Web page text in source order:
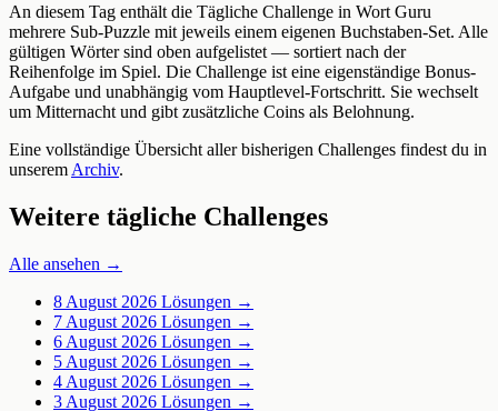
An diesem Tag enthält die Tägliche Challenge in Wort Guru
mehrere Sub-Puzzle mit jeweils einem eigenen Buchstaben-Set. Alle
gültigen Wörter sind oben aufgelistet — sortiert nach der
Reihenfolge im Spiel. Die Challenge ist eine eigenständige Bonus-
Aufgabe und unabhängig vom Hauptlevel-Fortschritt. Sie wechselt
um Mitternacht und gibt zusätzliche Coins als Belohnung.
Eine vollständige Übersicht aller bisherigen Challenges findest du in
unserem Archiv.
Weitere tägliche Challenges
Alle ansehen →
8 August 2026 Lösungen →
7 August 2026 Lösungen →
6 August 2026 Lösungen →
5 August 2026 Lösungen →
4 August 2026 Lösungen →
3 August 2026 Lösungen →